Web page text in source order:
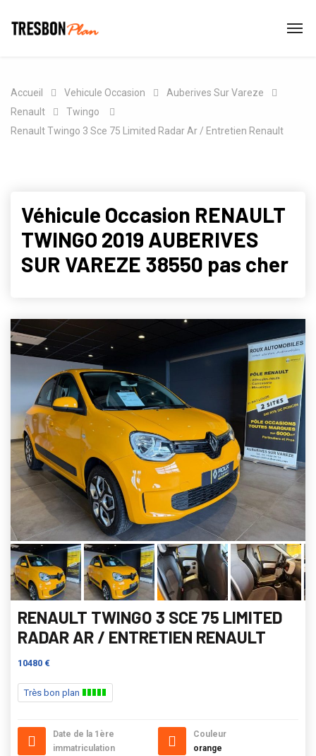
Accueil Vehicule Occasion
Auberives Sur Vareze
Renault
Twingo
Renault Twingo 3 Sce 75 Limited Radar Ar / Entretien Renault
Véhicule Occasion RENAULT
TWINGO 2019 AUBERIVES
SUR VAREZE 38550 pas cher
RENAULT TWINGO 3 SCE 75 LIMITED
RADAR AR / ENTRETIEN RENAULT
10480 €
Très bon plan
Date de la 1ère
immatriculation
Couleur
orange